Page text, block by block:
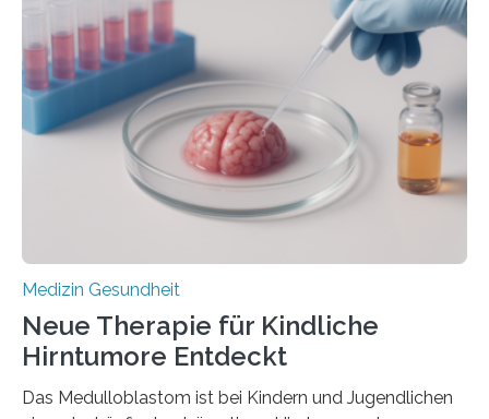
der Hypertrophen Kardiomyopathie (HCM) versagen
kann und wie sich durch eine Verringerung der
Herzbelastung und des oxidativen Stresses
Rhythmusstörungen reduzieren lassen. Würzburg. Die
hypertrophe Kardiomyopathie (HCM) ist die häufigste
erblich bedingte Herzerkrankung. Sie führt dazu, dass
sich die linke Herzkammer verdickt, der Herzmuskel zu
stark kontrahiert…
Medizin Gesundheit
Neue Therapie für Kindliche
Hirntumore Entdeckt
Das Medulloblastom ist bei Kindern und Jugendlichen